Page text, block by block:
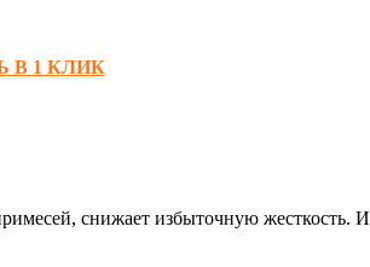
В 1 КЛИК
снижает избыточную жесткость.